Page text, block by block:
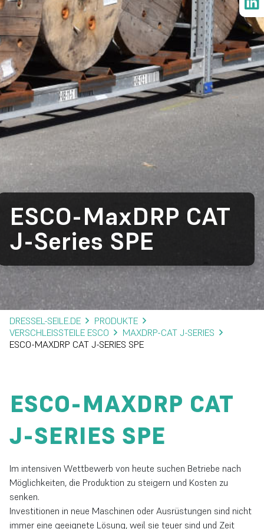
ESCO-MaxDRP CAT
J-Series SPE
DRESSEL-SEILE.DE
PRODUKTE
VERSCHLEISSTEILE ESCO
MAXDRP-CAT J-SERIES
ESCO-MAXDRP CAT J-SERIES SPE
ESCO-MAXDRP CAT
J-SERIES SPE
Im intensiven Wettbewerb von heute suchen Betriebe nach
Möglichkeiten, die Produktion zu steigern und Kosten zu
senken.
Investitionen in neue Maschinen oder Ausrüstungen sind nicht
immer eine geeignete Lösung, weil sie teuer sind und Zeit